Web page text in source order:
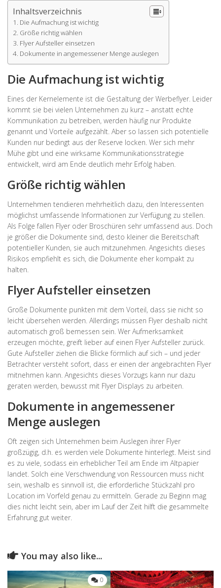
Inhaltsverzeichnis
Die Aufmachung ist wichtig
Größe richtig wählen
Flyer Aufsteller einsetzen
Dokumente in angemessener Menge auslegen
Die Aufmachung ist wichtig
Eines der Kernelemente ist die Gestaltung der Werbeflyer. Leider
kommt sie bei vielen Unternehmen zu kurz – anstatt echte
Kommunikation zu betreiben, werden häufig nur Produkte
genannt und Vorteile aufgezählt. Aber so lassen sich potentielle
Kunden nur bedingt aus der Reserve locken. Wer sich mehr
Mühe gibt und eine wirksame Kommunikationsstrategie
entwickelt, wird am Ende deutlich mehr Erfolg haben.
Größe richtig wählen
Unternehmen tendieren mehrheitlich dazu, den Interessenten
möglichst umfassende Informationen zur Verfügung zu stellen.
Als Folge fallen Flyer oder Broschüren sehr umfassend aus. Doch
je größer die Dokumente sind, desto kleiner die Bereitschaft
potentieller Kunden, sie auch mitzunehmen. Angesichts dieses
Risikos empfiehlt es sich, die Dokumente eher kompakt zu
halten.
Flyer Aufsteller einsetzen
Große Dokumente punkten mit dem Vorteil, dass sie nicht so
leicht übersehen werden. Allerdings müssen Flyer deshalb nicht
automatisch groß bemessen sein. Wer Aufmerksamkeit
erzeugen möchte, greift lieber auf einen Flyer Aufsteller zurück.
Gute Aufsteller ziehen die Blicke förmlich auf sich – und jeder
Betrachter versteht sofort, dass er einen der angebrachten Flyer
mitnehmen kann. Angesichts dieses Vorzugs kann nur dazu
geraten werden, bewusst mit Flyer Displays zu arbeiten.
Dokumente in angemessener
Menge auslegen
Oft zeigen sich Unternehmen beim Auslegen ihrer Flyer
großzügig, d.h. es werden viele Dokumente hinterlegt. Meist sind
es zu viele, sodass ein erheblicher Teil am Ende im Altpapier
landet. Solch eine Verschwendung von Ressourcen muss nicht
sein, weshalb es sinnvoll ist, die erforderliche Stückzahl pro
Location im Vorfeld genau zu ermitteln. Gerade zu Beginn mag
dies nicht leicht sein, aber im Lauf der Zeit hilft die gesammelte
Erfahrung gut weiter.
You may also like...
0